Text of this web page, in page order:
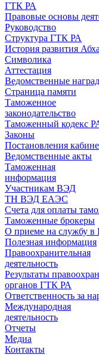
ГТК РА
Правовые основы
Руководство
Структура ГТК РА
История развития
Символика
Аттестация
Ведомственные
Страница памяти
Таможенное
законодательство
Таможенный кодекс
Законы
Постановления
Ведомственные акты
Таможенная
информация
Участникам ВЭД
ТН ВЭД ЕАЭС
Счета для оплаты
Таможенные брокеры
О приеме на службу
Полезная информация
Правоохранительная
деятельность
Результаты
органов ГТК РА
Ответственность за
Международная
деятельность
Отчеты
Медиа
Контакты